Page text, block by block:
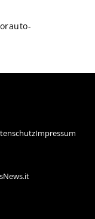
Impressum